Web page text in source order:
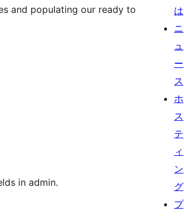
and populating our ready to
in admin.
は
ニ
ュ
ー
ス
ホ
ス
テ
ィ
ン
グ
プ